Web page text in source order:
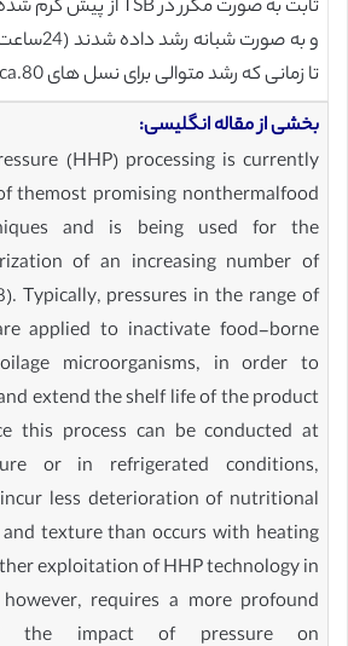
و به صورت
تا زمانی که رشد متوالی برای نسل های ca.80 حاصل شد.
بخشی از مقاله انگلیسی:
(HHP) processing is currently
themost promising nonthermalfood
and is being used for the
of an increasing number of
Typically, pressures in the range of
applied to inactivate food-borne
microorganisms, in order to
extend the shelf life of the product
this process can be conducted at
or in refrigerated conditions,
less deterioration of nutritional
texture than occurs with heating
exploitation of HHP technology in
requires a more profound
the impact of pressure on